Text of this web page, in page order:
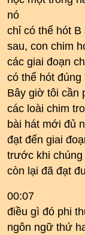
nó
chỉ có thể hót
sau, con chim
các giai đoạn
có thể hót đúng
Bây giờ tôi cần
các loài chim
bài hát mới đủ
đạt đến giai
trước khi
còn lại đã đạt
00:07
điều gì đó phi
ngôn ngữ thứ